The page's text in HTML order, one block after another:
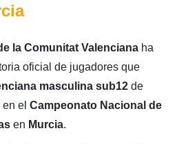
la Comunitat Valencianaha
oficial de jugadores que
masculina sub12 de
el Campeonato Nacional de
en Murcia.